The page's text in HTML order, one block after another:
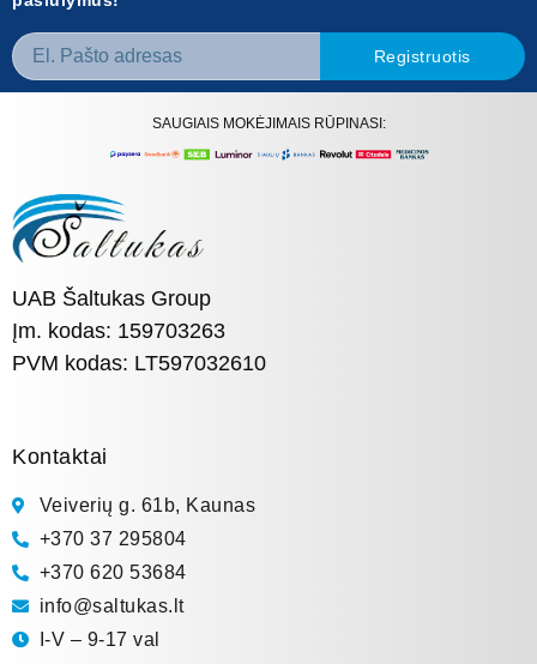
Registruotis
SAUGIAIS MOKĖJIMAIS RŪPINASI:
UAB Šaltukas Group
Įm. kodas: 159703263
PVM kodas: LT597032610
Kontaktai
Veiverių g. 61b, Kaunas
+370 37 295804
+370 620 53684
info@saltukas.lt
I-V – 9-17 val